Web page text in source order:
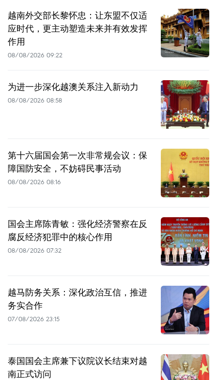
越南外交部长黎怀忠：让东盟不仅适
应时代，更主动塑造未来并有效发挥
作用
08/08/2026 09:22
为进一步深化越澳关系注入新动力
08/08/2026 08:58
第十六届国会第一次非常规会议：保
障国防安全，不妨碍民事活动
08/08/2026 08:16
国会主席陈青敏：强化经济警察在反
腐反经济犯罪中的核心作用
08/08/2026 07:32
越马防务关系：深化政治互信，推进
务实合作
07/08/2026 23:15
泰国国会主席兼下议院议长结束对越
南正式访问